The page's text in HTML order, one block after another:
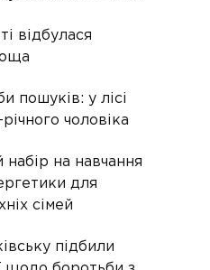
відбулася
пошуків: у лісі
чоловіка
набір на навчання
для
сімей
підбили